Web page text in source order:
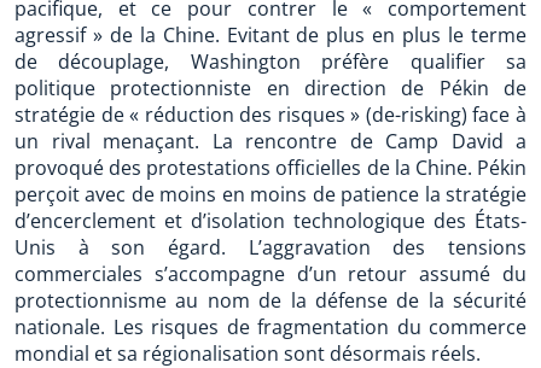
pacifique, et ce pour contrer le « comportement
agressif » de la Chine. Evitant de plus en plus le terme
de découplage, Washington préfère qualifier sa
politique protectionniste en direction de Pékin de
stratégie de « réduction des risques » (de-risking) face à
un rival menaçant. La rencontre de Camp David a
provoqué des protestations officielles de la Chine. Pékin
perçoit avec de moins en moins de patience la stratégie
d’encerclement et d’isolation technologique des États-
Unis à son égard. L’aggravation des tensions
commerciales s’accompagne d’un retour assumé du
protectionnisme au nom de la défense de la sécurité
nationale. Les risques de fragmentation du commerce
mondial et sa régionalisation sont désormais réels.